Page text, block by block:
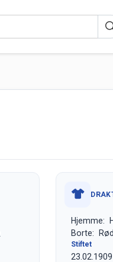
Hjemme:
Borte:
Stiftet
23.02.1909